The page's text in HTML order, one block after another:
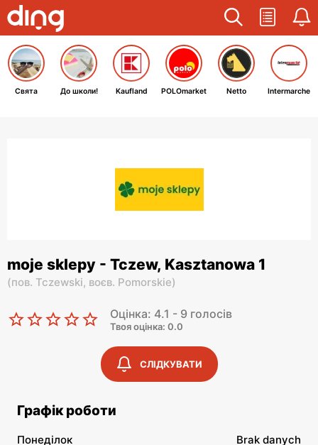
Свята До школи! Kaufland POLOmarket Netto Intermarche
moje sklepy - Tczew, Kasztanowa 1
(пов. Tczewski, воєв. Pomorskie)
Оцінка: 4.1 - 9 голосів
Твоя оцінка: 0.0
СЛІДКУВАТИ
Графік роботи
Понеділок
Brak danych